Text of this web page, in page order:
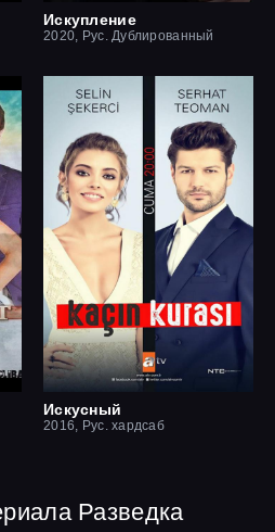
Искупление
2020, Рус. Дублированный
Искусный
2016, Рус. хардсаб
Разведка